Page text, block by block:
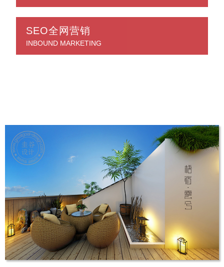
SEO全网营销
INBOUND MARKETING